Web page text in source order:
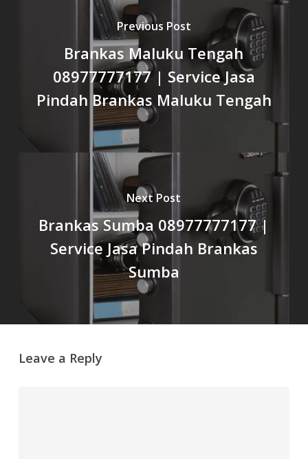
Previous Post
Brankas Maluku Tengah
08977777177 | Service Jasa
Pindah Brankas Maluku Tengah
Next Post
Brankas Sumba 08977777177 |
Service Jasa Pindah Brankas
Sumba
Leave a Reply